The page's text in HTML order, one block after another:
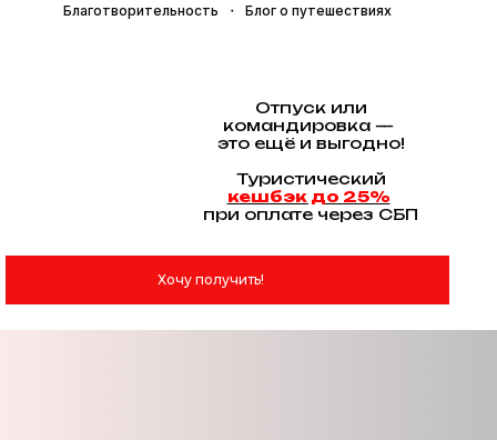
Благотворительность
Блог о путешествиях
Хочу получить!
Отпуск или
командировка —
это ещё и выгодно!
Туристический
кешбэк до 25%
при оплате через СБП